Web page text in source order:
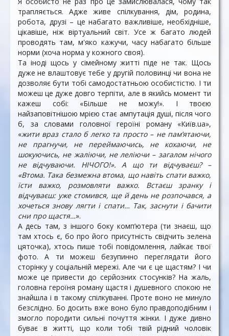
трапляється. Адже живе спілкування, дім, родина,
робота, друзі – це набагато важливіше, необхідніше,
цікавіше, ніж віртуальний світ. Усе ж багато людей
проводять там, м'яко кажучи, часу набагато більше
норми (хоча норма у кожного своя).
Та іноді щось у сімейному житті піде не так. Щось
дуже не влаштовує тебе у другій половинці чи вона не
дозволяє бути тобі самодостатньою особистістю. І ти
можеш це дуже довго терпіти, але в якийсь момент ти
кажеш собі: «Більше не можу!». І твоєю
найзаповітнішою мрією стає ампутація душі, після чого
б, за словами головної героїні роману «Київ.ua»,
«жити враз стало б легко та просто – не пам’ятаючи,
не прагнучи, не переймаючись, не кохаючи, не
шокуючись, не жаліючи, не леліючи – загалом нічого
не відчуваючи. НІЧОГО!». А що ти відчуваєш? –
«Втома. Така безмежна втома, що навіть спати важко,
їсти важко, розмовляти важко. Встаєш зранку і
відчуваєш: уже стомився, ще й день не розпочався, а
хочеться знову лягти і спати… Так, заснути і бачити
сни про щастя…».
А десь там, з іншого боку комп’ютера (ти знаєш, що
там хтось є, бо про його присутність свідчить зелена
цяточка), хтось пише тобі повідомлення, лайкає твої
фото. А ти можеш безупинно переглядати його
сторінку у соціальній мережі. Але чи є це щастям? І чи
може це привести до серйозних стосунків? На жаль,
головна героїня роману щастя і душевного спокою не
знайшла і в такому спілкуванні. Проте воно не минуло
безслідно. Бо досить вже воно було правдоподібним і
змогло породити сильні почуття жінки. І дуже дивно
буває в житті, що коли тобі твій рідний чоловік